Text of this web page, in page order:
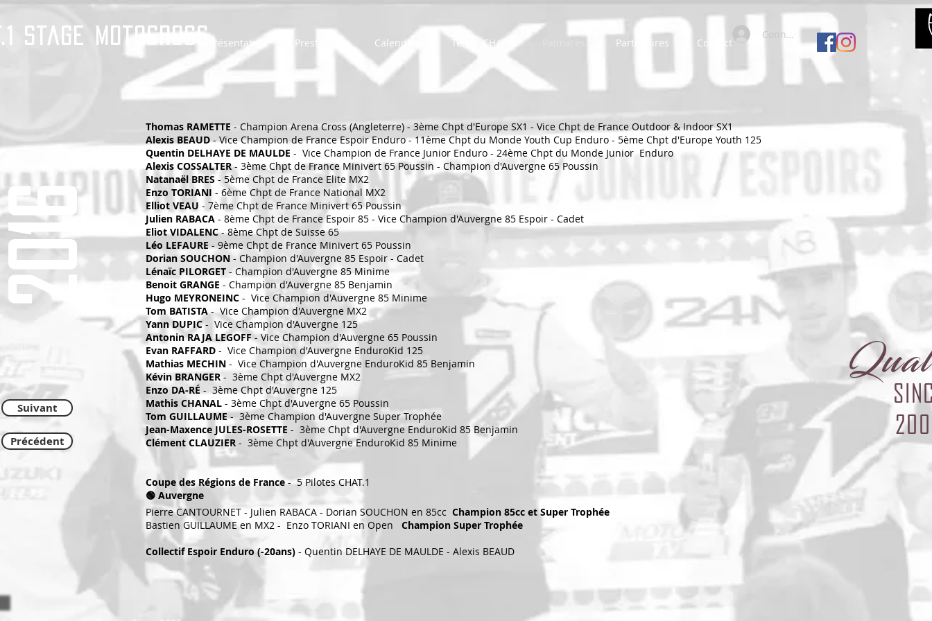
Présentation Prestations Calendrier Tenue CHAT.1 Partenaires Contact
Connexion
Stage Motocross
Suivant
Précédent
Thomas RAMETTE - Champion Arena Cross (Angleterre) - 3ème Chpt d'Europe SX1 - Vice Chpt de France Outdoor & Indoor SX1
Alexis BEAUD- Vice Champion de France Espoir Enduro - 11ème Chpt du Monde Youth Cup Enduro - 5ème Chpt d'Europe Youth 125
Quentin DELHAYE DE MAULDE - Vice Champion de France Junior Enduro - 24ème Chpt du Monde Junior Enduro
Alexis COSSALTER- 3ème Chpt de France Minivert 65 Poussin - Champion d'Auvergne 65 Poussin
Natanaël BRES - 5ème Chpt de France Elite MX2
Enzo TORIANI - 6ème Chpt de France National MX2
Elliot VEAU - 7ème Chpt de France Minivert 65 Poussin
Julien RABACA - 8ème Chpt de France Espoir 85 - Vice Champion d'Auvergne 85 Espoir - Cadet
Eliot VIDALENC- 8ème Chpt de Suisse 65
Léo LEFAURE- 9ème Chpt de France Minivert 65 Poussin
Dorian SOUCHON - Champion d'Auvergne 85 Espoir - Cadet
Lénaïc PILORGET - Champion d'Auvergne 85 Minime
Benoit GRANGE - Champion d'Auvergne 85 Benjamin
Hugo MEYRONEINC - Vice Champion d'Auvergne 85 Minime
Tom BATISTA- Vice Champion d'Auvergne MX2
Yann DUPIC- Vice Champion d'Auvergne 125
Antonin RAJA LEGOFF- Vice Champion d'Auvergne 65 Poussin
Evan RAFFARD - Vice Champion d'Auvergne EnduroKid 125
Mathias MECHIN - Vice Champion d'Auvergne EnduroKid 85 Benjamin
Kévin BRANGER - 3ème Chpt d'Auvergne MX2
Enzo DA-RÉ - 3ème Chpt d'Auvergne 125
Mathis CHANAL - 3ème Chpt d'Auvergne 65 Poussin
Tom GUILLAUME- 3ème Champion d'Auvergne Super Trophée
Jean-Maxence JULES-ROSETTE - 3ème Chpt d'Auvergne EnduroKid 85 Benjamin
Clément CLAUZIER - 3ème Chpt d'Auvergne EnduroKid 85 Minime
Coupe des Régions de France- 5 Pilotes CHAT.1
🟢 Auvergne
Pierre CANTOURNET - Julien RABACA - Dorian SOUCHON en 85cc Champion 85cc et Super Trophée
Bastien GUILLAUME en MX2 - Enzo TORIANI en Open Champion Super Trophée
Collectif Espoir Enduro (-20ans) - Quentin DELHAYE DE MAULDE - Alexis BEAUD